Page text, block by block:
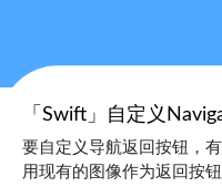
「Swift」自定义
要自定义导航返回按钮，
用现有的图像作为返回按